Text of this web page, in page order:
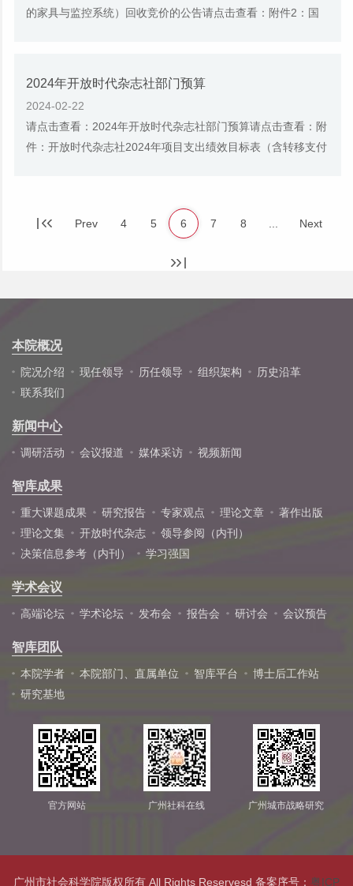
的家具与监控系统）回收竞价的公告请点击查看：附件2：国
2024年开放时代杂志社部门预算
2024-02-22
请点击查看：2024年开放时代杂志社部门预算请点击查看：附
件：开放时代杂志社2024年项目支出绩效目标表（含转移支付
Prev 4 5 6 7 8 Next
本院概况
院况介绍 现任领导 历任领导 组织架构
历史沿革
联系我们
新闻中心
调研活动 会议报道 媒体采访 视频新闻
智库成果
重大课题成果 研究报告 专家观点 理论文章
著作出版
理论文集
开放时代杂志
领导参阅（内刊）
决策信息参考（内刊）
学习强国
学术会议
高端论坛 学术论坛 发布会 报告会 研讨会 会议预告
智库团队
本院学者 本院部门、直属单位 智库平台
博士后工作站
研究基地
官方网站 广州社科在线 广州城市战略研究
广州市社会科学院版权所有 All Rights Reservesd 备案序号： 粤ICP